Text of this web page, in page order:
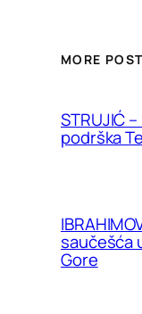
MORE
STRUJIĆ
podrška
saučešća
Gore